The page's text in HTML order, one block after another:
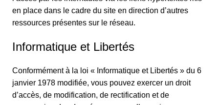
en place dans le cadre du site en direction d’autres
ressources présentes sur le réseau.
Informatique et Libertés
Conformément à la loi « Informatique et Libertés » du 6
janvier 1978 modifiée, vous pouvez exercer un droit
d’accès, de modification, de rectification et de